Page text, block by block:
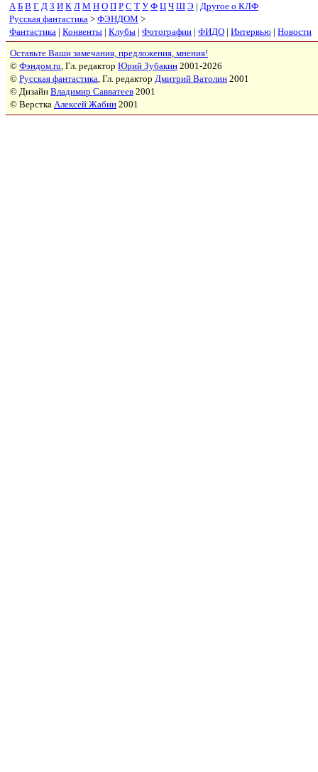
А Б В Г Д З И К Л М Н О П Р С Т У Ф Ц Ч Ш Э | Другое о КЛФ
Русская фантастика > ФЭНДОМ >
Фантастика | Конвенты | Клубы | Фотографии | ФИДО | Интервью | Новости
Оставьте Ваши замечания, предложения, мнения!
© Фэндом.ru, Гл. редактор Юрий Зубакин 2001-2026
© Русская фантастика, Гл. редактор Дмитрий Ватолин 2001
© Дизайн Владимир Савватеев 2001
© Верстка Алексей Жабин 2001